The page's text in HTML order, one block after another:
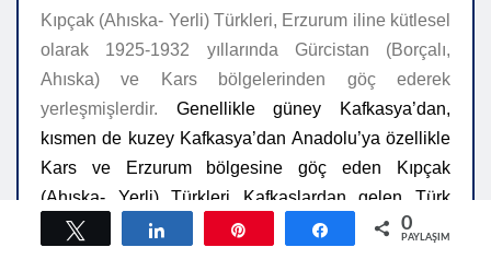
Kıpçak (Ahıska- Yerli) Türkleri, Erzurum iline kütlesel
olarak 1925-1932 yıllarında Gürcistan (Borçalı,
Ahıska) ve Kars bölgelerinden göç ederek
yerleşmişlerdir. Genellikle güney Kafkasya’dan,
kısmen de kuzey Kafkasya’dan Anadolu’ya özellikle
Kars ve Erzurum bölgesine göç eden Kıpçak
(Ahıska- Yerli) Türkleri Kafkaslardan gelen Türk
göçmen gruplarından biridir.
Tweetle Paylaş 0
PAYLAŞIMLAR